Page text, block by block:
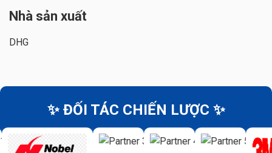
Nhà sản xuất
DHG
✨ ĐỐI TÁC CHIẾN LƯỢC ✨